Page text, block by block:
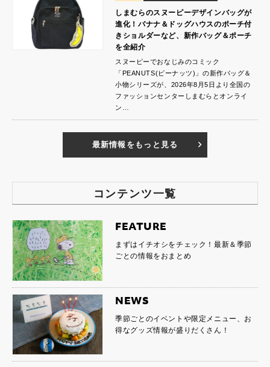
しまむらのスヌーピーデザインバッグが
進化！バナナ＆ドッグハウスのポーチ付
きショルダーなど、新作バッグ＆ポーチ
を全紹介
スヌーピーでおなじみのコミック
「PEANUTS(ピーナッツ)」の新作バッグ＆
小物シリーズが、2026年8月5日より全国の
ファッションセンターしまむらとオンライ
ン…
最新情報をもっと見る
コンテンツ一覧
FEATURE
まずはイチオシをチェック！最新＆季節
ごとの情報をおまとめ
NEWS
季節ごとのイベントや限定メニュー、お
得なグッズ情報が盛りだくさん！